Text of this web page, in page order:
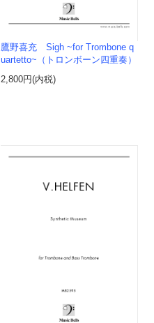
鷹野喜充 Sigh ~for Trombone q
uartetto~（トロンボーン四重奏）
2,800円(内税)